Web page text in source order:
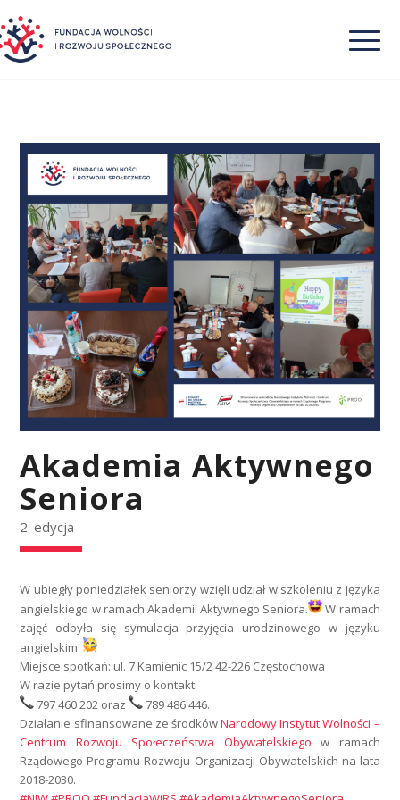
Akademia Aktywnego
Seniora
2. edycja
W ubiegły poniedziałek seniorzy wzięli udział w szkoleniu z języka
angielskiego w ramach Akademii Aktywnego Seniora.
W ramach
zajęć odbyła się symulacja przyjęcia urodzinowego w języku
angielskim.
Miejsce spotkań: ul. 7 Kamienic 15/2 42-226 Częstochowa
W razie pytań prosimy o kontakt:
797 460 202 oraz
789 486 446.
Działanie sfinansowane ze środkówNarodowy Instytut Wolności –
Centrum Rozwoju Społeczeństwa Obywatelskiego w ramach
Rządowego Programu Rozwoju Organizacji Obywatelskich na lata
2018-2030.